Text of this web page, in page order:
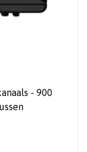
- 900